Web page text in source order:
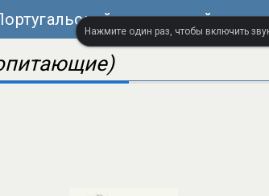
визуальный
Нажмите один раз, чтобы включить